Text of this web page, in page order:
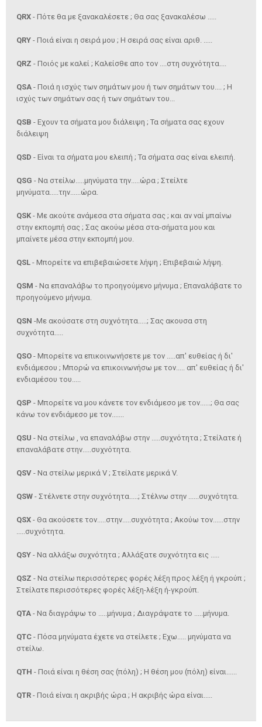
QRX - Πότε θα με ξανακαλέσετε ; Θα σας ξανακαλέσω .....
QRY - Ποιά είναι η σειρά μου ; Η σειρά σας είναι αριθ. .....
QRZ - Ποιός με καλεί ; Καλείσθε απο τον ....στη συχνότητα....
QSA - Ποιά η ισχύς των σημάτων μου ή των σημάτων του.... ; Η
ισχύς των σημάτων σας ή των σημάτων του...
QSB - Εχουν τα σήματα μου διάλειψη ; Τα σήματα σας εχουν
διάλειψη
QSD - Είναι τα σήματα μου ελειπή ; Τα σήματα σας είναι ελειπή.
QSG - Να στείλω.....μηνύματα την.....ώρα ; Στείλτε
μηνύματα.....την......ώρα.
QSK - Με ακούτε ανάμεσα στα σήματα σας ; και αν ναί μπαίνω
στην εκπομπή σας ; Σας ακούω μέσα στα-σήματα μου και
μπαίνετε μέσα στην εκπομπή μου.
QSL - Μπορείτε να επιβεβαιώσετε λήψη ; Επιβεβαιώ λήψη.
QSM - Να επαναλάβω το προηγούμενο μήνυμα ; Επαναλάβατε το
προηγούμενο μήνυμα.
QSN -Με ακούσατε στη συχνότητα.....; Σας ακουσα στη
συχνότητα.....
QSO - Μπορείτε να επικοινωνήσετε με τον .....απ' ευθείας ή δι'
ενδιάμεσου ; Μπορώ να επικοινωνήσω με τον..... απ' ευθείας ή δι'
ενδιαμέσου του.....
QSP - Μπορείτε να μου κάνετε τον ενδιάμεσο με τον......; Θα σας
κάνω τον ενδιάμεσο με τον.......
QSU - Να στείλω , να επαναλάβω στην .....συχνότητα ; Στείλατε ή
επαναλάβατε στην.....συχνότητα.
QSV - Να στείλω μερικά V ; Στείλατε μερικά V.
QSW - Στέλνετε στην συχνότητα.....; Στέλνω στην ......συχνότητα.
QSX - Θα ακούσετε τον.....στην.....συχνότητα ; Ακούω τον......στην
.....συχνότητα.
QSY - Να αλλάξω συχνότητα ; Αλλάξατε συχνότητα εις .....
QSZ - Να στείλω περισσότερες φορές λέξη προς λέξη ή γκρούπ ;
Στείλατε περισσότερες φορές λέξη-λέξη ή-γκρούπ.
QTA - Να διαγράψω το .....μήνυμα ; Διαγράψατε το .....μήνυμα.
QTC - Πόσα μηνύματα έχετε να στείλετε ; Εχω..... μηνύματα να
στείλω.
QTH - Ποιά είναι η θέση σας (πόλη) ; Η θέση μου (πόλη) είναι......
QTR - Ποιά είναι η ακριβής ώρα ; Η ακριβής ώρα είναι.....